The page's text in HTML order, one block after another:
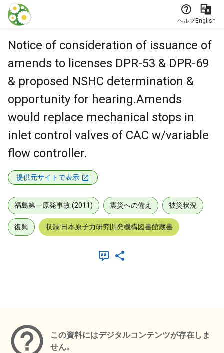
本文に飛ぶ
ヘルプEnglish
Notice of consideration of issuance of
amends to licenses DPR-53 & DPR-69
& proposed NSHC determination &
opportunity for hearing.Amends
would replace mechanical stops in
inlet control valves of CAC w/variable
flow controller.
提供元サイトで表示
福島第一原発事故 (2011) 震災への備え 被災状況
復興 収録:日本原子力研究開発機構図書館蔵書
この資料にはデジタルコンテンツが存在しま
せん。